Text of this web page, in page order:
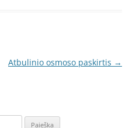
Atbulinio osmoso paskirtis →